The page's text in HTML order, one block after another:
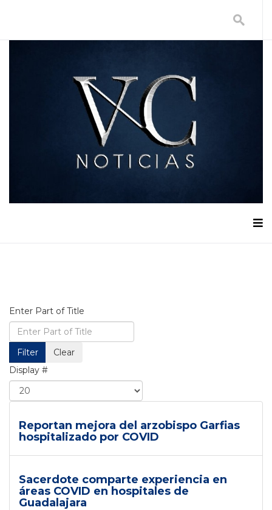
Enter Part of Title
Filter
Clear
Display #
Reportan mejora del arzobispo Garfias
hospitalizado por COVID
Sacerdote comparte experiencia en
áreas COVID en hospitales de
Guadalajara